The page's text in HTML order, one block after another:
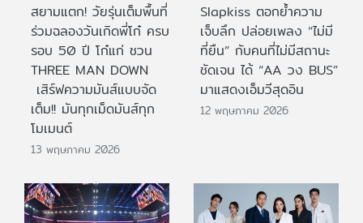
สยามแตก! วัยรุ่นเต็มพื้นที่
ร่วมฉลองวันเกิดพี่โก๋ ครบ
รอบ 50 ปี โก๋แก่ ชวน
THREE MAN DOWN
เสิร์ฟความมันส์แบบจัด
เต็ม!! มันทุกเม็ดมันส์ทุก
โมเมนต์
13 พฤษภาคม 2026
Slapkiss ตอกย้ำความ
เจ็บลึก ปล่อยเพลง “ไม่มี
ที่ยืน” กับคนที่ไม่มีสถานะ
ชัดเจน ได้ “AA วง BUS”
มาแสดงเอ็มวีสุดอิน
12 พฤษภาคม 2026